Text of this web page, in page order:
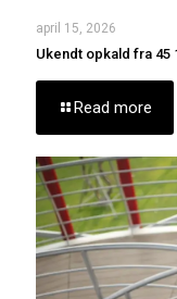
april 15, 2026
Ukendt opkald fra 45
Read more